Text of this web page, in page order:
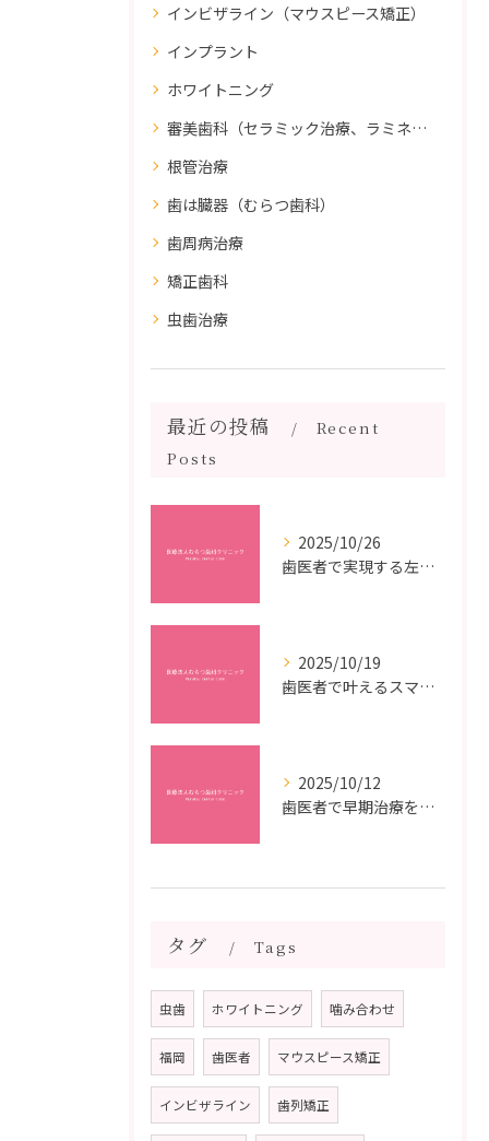
インビザライン（マウスピース矯正）
インプラント
ホワイトニング
審美歯科（セラミック治療、ラミネートべニア、ダイレクトボンディング）
根管治療
歯は臓器（むらつ歯科）
歯周病治療
矯正歯科
虫歯治療
最近の投稿
Recent
Posts
2025/10/26
歯医者で実現する左右対称治療のポイントと矯正治療選びの疑問解決ガイド
2025/10/19
歯医者で叶えるスマイルメイクオーバーなら福岡県福岡市博多区博多駅前の最新矯正治療解説
2025/10/12
歯医者で早期治療を受けるメリットと虫歯悪化を防ぐ最短ステップ
タグ Tags
虫歯 ホワイトニング 噛み合わせ
福岡 歯医者 マウスピース矯正
インビザライン 歯列矯正